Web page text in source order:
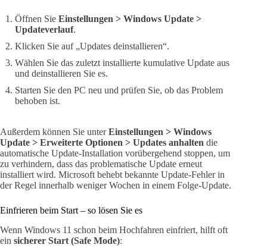
Öffnen Sie Einstellungen > Windows Update >
Updateverlauf.
Klicken Sie auf „Updates deinstallieren“.
Wählen Sie das zuletzt installierte kumulative Update aus
und deinstallieren Sie es.
Starten Sie den PC neu und prüfen Sie, ob das Problem
behoben ist.
Außerdem können Sie unterEinstellungen > Windows
Update > Erweiterte Optionen > Updates anhalten die
automatische Update-Installation vorübergehend stoppen, um
zu verhindern, dass das problematische Update erneut
installiert wird. Microsoft behebt bekannte Update-Fehler in
der Regel innerhalb weniger Wochen in einem Folge-Update.
Einfrieren beim Start – so lösen Sie es
Wenn Windows 11 schon beim Hochfahren einfriert, hilft oft
ein sicherer Start (Safe Mode):